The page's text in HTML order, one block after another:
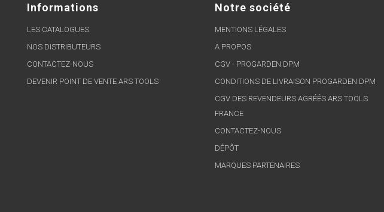
Informations
LES CATALOGUES
NOS DISTRIBUTEURS
CONTACTEZ-NOUS
DEVENIR POINT DE VENTE ARS TOOLS
Notre société
MENTIONS LÉGALES
A PROPOS
CGV - PROGARDEN DPM
CONDITIONS DE LIVRAISON PROGARDEN DPM
CGV DES REVENDEURS AGRÉÉS ARS TOOLS
FRANCE
CONTACTEZ-NOUS
DÉPÔT
MARQUES PARTENAIRES